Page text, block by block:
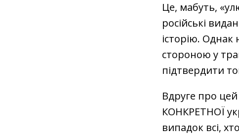
Це, мабуть,
російські
історію.
стороною у
підтвердити
Вдруге про
КОНКРЕТНОЇ
випадок всі,